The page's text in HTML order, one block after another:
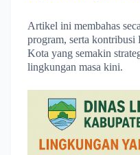
Artikel ini membahas
program, serta
Kota yang semakin
lingkungan masa kini.